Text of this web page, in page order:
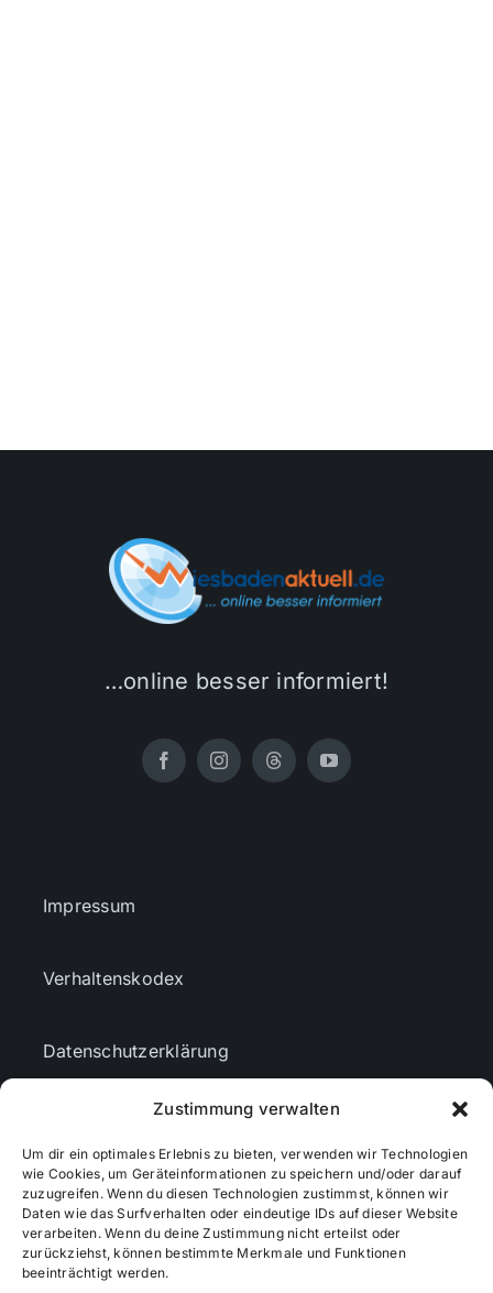
Zustimmung verwalten
Um dir ein optimales Erlebnis zu bieten, verwenden wir Technologien
wie Cookies, um Geräteinformationen zu speichern und/oder darauf
zuzugreifen. Wenn du diesen Technologien zustimmst, können wir
Daten wie das Surfverhalten oder eindeutige IDs auf dieser Website
verarbeiten. Wenn du deine Zustimmung nicht erteilst oder
zurückziehst, können bestimmte Merkmale und Funktionen
beeinträchtigt werden.
…online besser informiert!
Impressum
Verhaltenskodex
Datenschutzerklärung
Cookie-Richtlinie (EU)
Mediendaten